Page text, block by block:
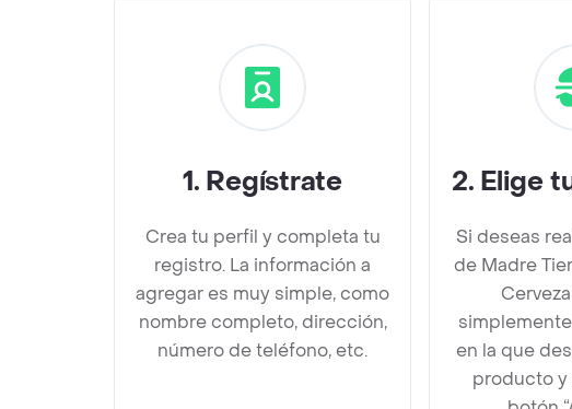
1. Regístrate
Crea tu perfil y completa tu
registro. La información a
agregar es muy simple, como
nombre completo, dirección,
número de teléfono, etc.
2. Elige
Si deseas
de Madre
en la que
producto y